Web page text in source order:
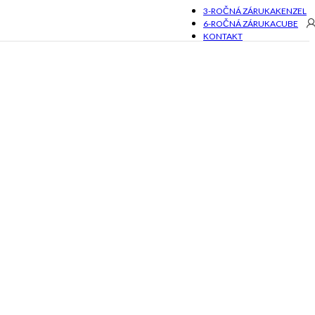
3-ROČNÁ ZÁRUKAKENZEL
6-ROČNÁ ZÁRUKACUBE
KONTAKT